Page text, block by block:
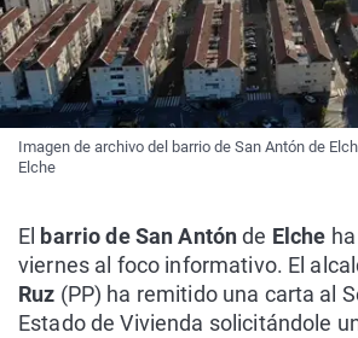
Imagen de archivo del barrio de San Antón de
Elche
El barrio de San Antónde Elche
viernes al foco informativo. El
Ruz (PP) ha remitido una carta al
Estado de Vivienda solicitándole